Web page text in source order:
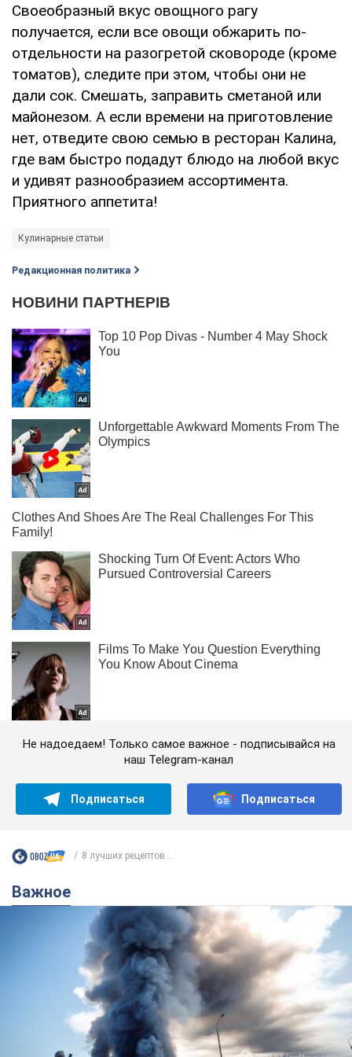
Своеобразный вкус овощного рагу
получается, если все овощи обжарить по-
отдельности на разогретой сковороде (кроме
томатов), следите при этом, чтобы они не
дали сок. Смешать, заправить сметаной или
майонезом. А если времени на приготовление
нет, отведите свою семью в ресторан Калина,
где вам быстро подадут блюдо на любой вкус
и удивят разнообразием ассортимента.
Приятного аппетита!
Кулинарные статьи
Редакционная политика
Не надоедаем! Только самое важное - подписывайся на
наш Telegram-канал
Подписаться Подписаться
8 лучших рецептов...
Важное